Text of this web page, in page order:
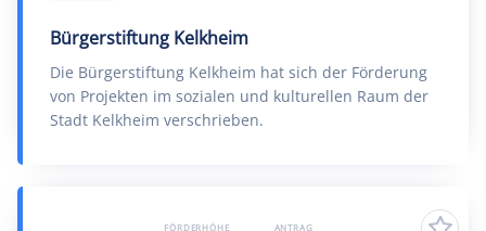
Bürgerstiftung Kelkheim
Die Bürgerstiftung Kelkheim hat sich der Förderung
von Projekten im sozialen und kulturellen Raum der
Stadt Kelkheim verschrieben.
FÖRDERHÖHE ANTRAG